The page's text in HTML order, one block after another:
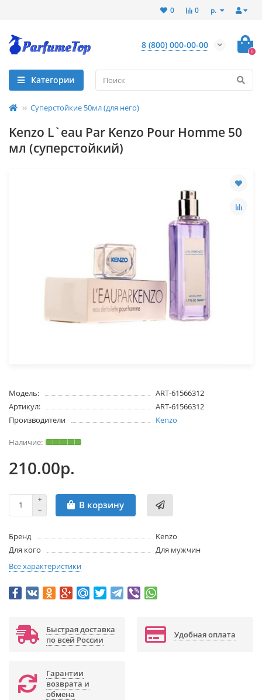
р.
0
0
8 (800) 000-00-00
0
Категории
Суперстойкие 50мл (для него)
Kenzo L`eau Par Kenzo Pour Homme 50
мл (суперстойкий)
Модель:
ART-61566312
Артикул:
ART-61566312
Производители
Kenzo
210.00р.
В корзину
Бренд
Kenzo
Для кого
Для мужчин
Все характеристики
Быстрая доставка
по всей России
Удобная оплата
Гарантии
возврата и
обмена